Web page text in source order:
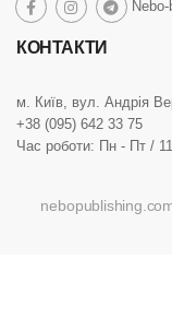
social social social
КОНТАКТИ
м. Київ, вул. Андрія
+38 (095) 642 33 75
Час роботи: Пн - Пт /